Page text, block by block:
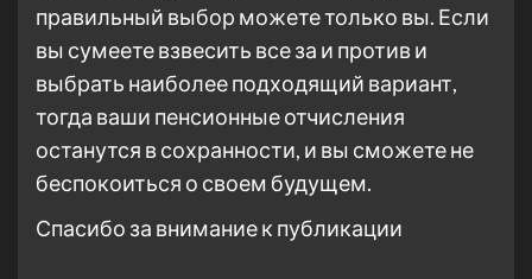
правильный выбор можете только вы. Если
вы сумеете взвесить все за и против и
выбрать наиболее подходящий вариант,
тогда ваши пенсионные отчисления
останутся в сохранности, и вы сможете не
беспокоиться о своем будущем.
Спасибо за внимание к публикации